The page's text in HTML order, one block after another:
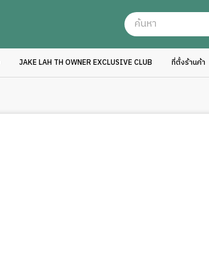
JAKE LAH TH OWNER EXCLUSIVE CLUB ที่ตั้งร้านค้า